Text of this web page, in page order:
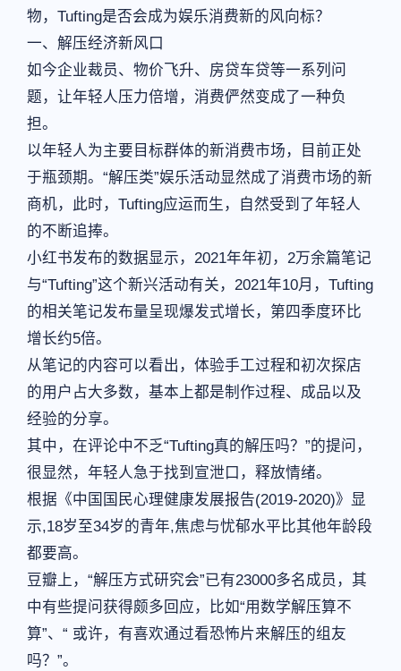
物，Tufting是否会成为娱乐消费新的风向标？
一、解压经济新风口
如今企业裁员、物价飞升、房贷车贷等一系列问
题，让年轻人压力倍增，消费俨然变成了一种负
担。
以年轻人为主要目标群体的新消费市场，目前正处
于瓶颈期。“解压类”娱乐活动显然成了消费市场的新
商机，此时，Tufting应运而生，自然受到了年轻人
的不断追捧。
小红书发布的数据显示，2021年年初，2万余篇笔记
与“Tufting”这个新兴活动有关，2021年10月，Tufting
的相关笔记发布量呈现爆发式增长，第四季度环比
增长约5倍。
从笔记的内容可以看出，体验手工过程和初次探店
的用户占大多数，基本上都是制作过程、成品以及
经验的分享。
其中，在评论中不乏“Tufting真的解压吗？”的提问，
很显然，年轻人急于找到宣泄口，释放情绪。
根据《中国国民心理健康发展报告(2019-2020)》显
示,18岁至34岁的青年,焦虑与忧郁水平比其他年龄段
都要高。
豆瓣上，“解压方式研究会”已有23000多名成员，其
中有些提问获得颇多回应，比如“用数学解压算不
算”、“ 或许，有喜欢通过看恐怖片来解压的组友
吗？”。